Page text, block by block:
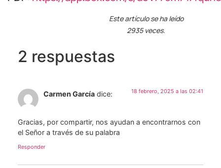
Este artículo se ha leído
2935 veces.
2 respuestas
Carmen García dice: 18 febrero, 2025 a las 02:41
Gracias, por compartir, nos ayudan a encontrarnos con
el Señor a través de su palabra
Responder